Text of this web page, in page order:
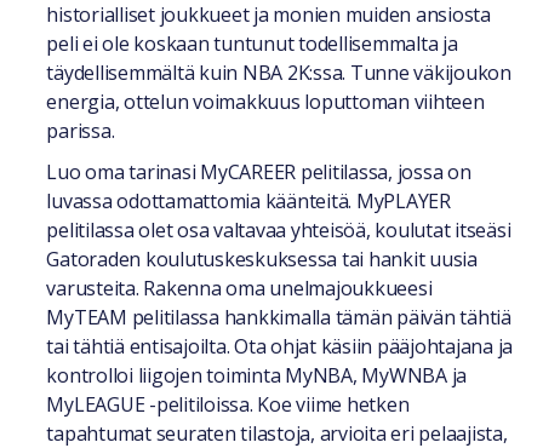
historialliset joukkueet ja monien muiden ansiosta
peli ei ole koskaan tuntunut todellisemmalta ja
täydellisemmältä kuin NBA 2K:ssa. Tunne väkijoukon
energia, ottelun voimakkuus loputtoman viihteen
parissa.
Luo oma tarinasi MyCAREER pelitilassa, jossa on
luvassa odottamattomia käänteitä. MyPLAYER
pelitilassa olet osa valtavaa yhteisöä, koulutat itseäsi
Gatoraden koulutuskeskuksessa tai hankit uusia
varusteita. Rakenna oma unelmajoukkueesi
MyTEAM pelitilassa hankkimalla tämän päivän tähtiä
tai tähtiä entisajoilta. Ota ohjat käsiin pääjohtajana ja
kontrolloi liigojen toiminta MyNBA, MyWNBA ja
MyLEAGUE -pelitiloissa. Koe viime hetken
tapahtumat seuraten tilastoja, arvioita eri pelaajista,